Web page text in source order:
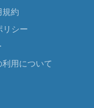
規約
リシー
用について